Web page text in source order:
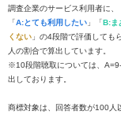
調査企業のサービス利用者に
「A:とても利用したい 」「B:ま
くない 」の4段階で評価しても
人の割合で算出しています。
※10段階聴取については、
出しております。
商標対象は、回答者数が100人